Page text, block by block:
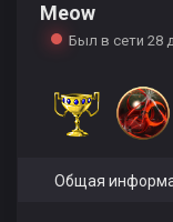
Meow
Был в сети 28
Общая